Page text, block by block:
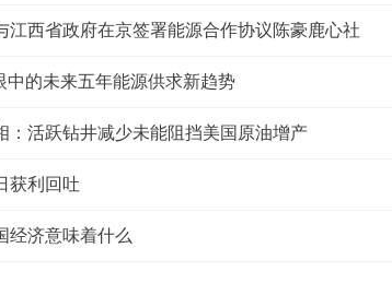
江西省政府在京签署能源合作协议陈豪鹿心社
中的未来五年能源供求新趋势
：活跃钻井减少未能阻挡美国原油增产
获利回吐
经济意味着什么